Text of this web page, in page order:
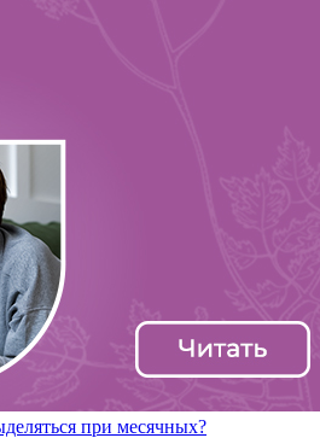
при месячных?